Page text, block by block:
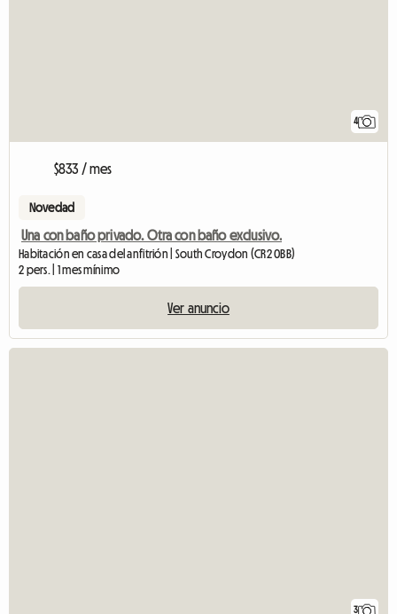
4
$833 / mes
Novedad
Una con baño privado. Otra con baño exclusivo.
Habitación en casa del anfitrión | South Croydon (CR2 0BB)
2 pers. | 1 mes mínimo
Ver anuncio
3